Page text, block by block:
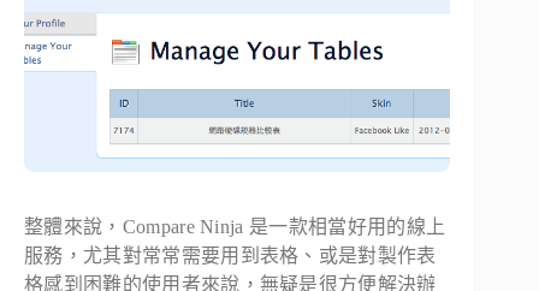
整體來說，Compare Ninja 是一款相當好用的線上
服務，尤其對常常需要用到表格、或是對製作表
格感到困難的使用者來說，無疑是很方便解決辦